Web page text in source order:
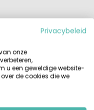
aan de oostkust
relaxte dag op het
Geen probleem.
op de camping
de Marche-streek
houtoven pizza’s
Privacybeleid
onze
u een geweldige website-
de cookies die we